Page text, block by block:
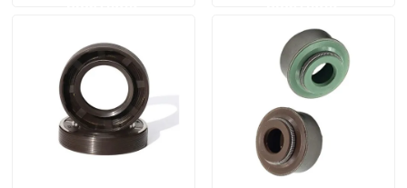
Επαφές
Προϊόντα